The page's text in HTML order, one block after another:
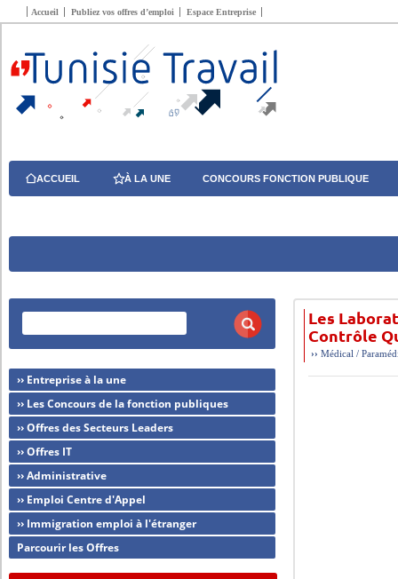
Accueil Publiez vos offres d’emploi Espace Entreprise
ACCUEIL À LA UNE CONCOURS FONCTION PUBLIQUE
Les
Contrôle
››Médical /
›› Entreprise à la une
›› Les Concours de la fonction publiques
›› Offres des Secteurs Leaders
›› Offres IT
›› Administrative
›› Emploi Centre d'Appel
›› Immigration emploi à l'étranger
Parcourir les Offres